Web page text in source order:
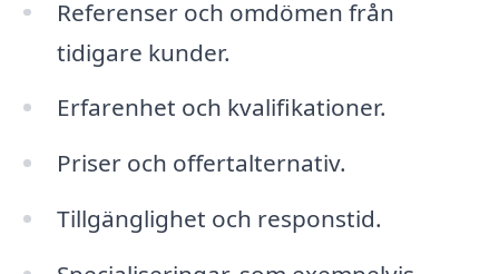
Referenser och omdömen från
tidigare kunder.
Erfarenhet och kvalifikationer.
Priser och offertalternativ.
Tillgänglighet och responstid.